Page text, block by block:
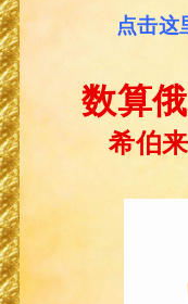
点击
数算
希伯